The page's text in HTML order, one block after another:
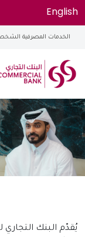
English
الخدمات المصرفية الشخصية
يُقدّم البنك